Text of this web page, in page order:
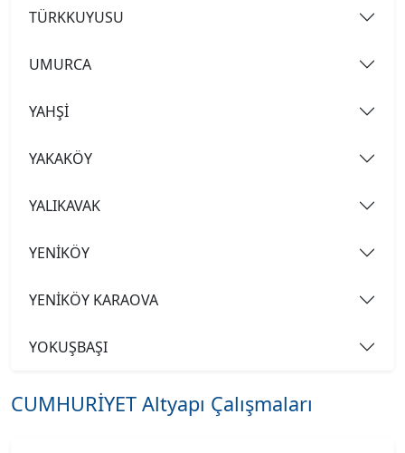
TÜRKKUYUSU
UMURCA
YAHŞİ
YAKAKÖY
YALIKAVAK
YENİKÖY
YENİKÖY KARAOVA
YOKUŞBAŞI
CUMHURİYET Altyapı Çalışmaları